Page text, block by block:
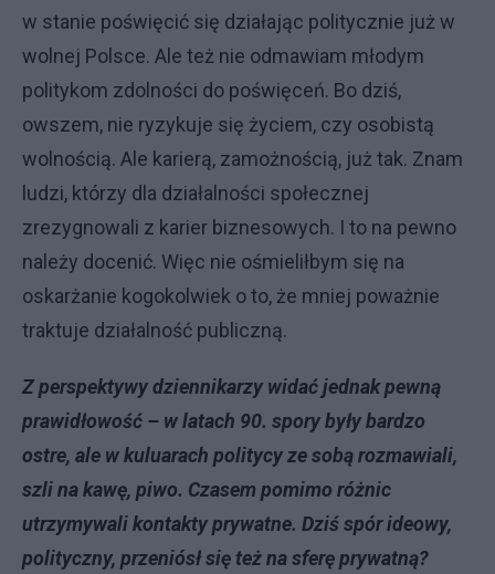
w stanie poświęcić się działając politycznie już w
wolnej Polsce. Ale też nie odmawiam młodym
politykom zdolności do poświęceń. Bo dziś,
owszem, nie ryzykuje się życiem, czy osobistą
wolnością. Ale karierą, zamożnością, już tak. Znam
ludzi, którzy dla działalności społecznej
zrezygnowali z karier biznesowych. I to na pewno
należy docenić. Więc nie ośmieliłbym się na
oskarżanie kogokolwiek o to, że mniej poważnie
traktuje działalność publiczną.
Z perspektywy dziennikarzy widać jednak pewną
prawidłowość – w latach 90. spory były bardzo
ostre, ale w kuluarach politycy ze sobą rozmawiali,
szli na kawę, piwo. Czasem pomimo różnic
utrzymywali kontakty prywatne. Dziś spór ideowy,
polityczny, przeniósł się też na sferę prywatną?